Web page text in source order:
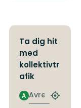
Ta dig hit
med
kollektivtr
afik
Avresa
A
Hitta